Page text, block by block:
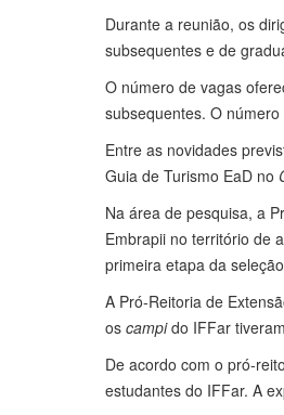
Durante a reunião, os
subsequentes e de
O número de vagas
subsequentes. O
Entre as novidades
Guia de Turismo EaD no
Na área de pesquisa, a
Embrapii no território de
primeira etapa da
A Pró-Reitoria de
os campido IFFar
De acordo com o pró-
estudantes do IFFar. A